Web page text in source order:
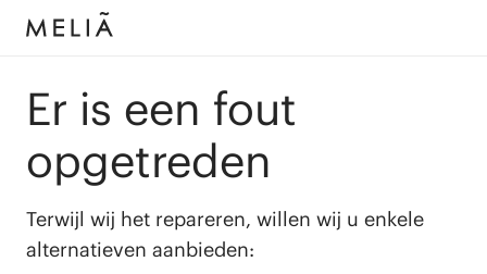
Er is een fout
opgetreden
Terwijl wij het repareren, willen wij u enkele
alternatieven aanbieden: